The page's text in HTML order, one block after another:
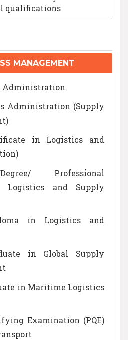
qualifications
MANAGEMENT
Administration
Administration (Supply
in Logistics and
Professional
Logistics and Supply
in Logistics and
in Global Supply
in Maritime Logistics
Examination (PQE)